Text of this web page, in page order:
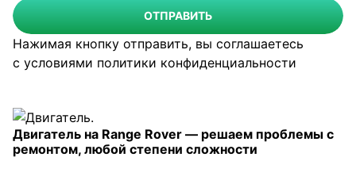
ОТПРАВИТЬ
Нажимая кнопку отправить, вы соглашаетесь
с условиями политики конфиденциальности
Двигатель на Range Rover — решаем проблемы с
ремонтом, любой степени сложности